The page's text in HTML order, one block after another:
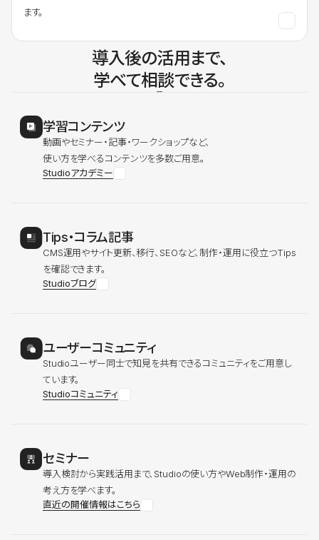
ます。
導入後の活用まで、
学べて相談できる。
学習コンテンツ
動画やセミナー・記事・ワークショップなど、
使い方を学べるコンテンツを多数ご用意。
Studioアカデミー
Tips・コラム記事
CMS運用やサイト更新、移行、SEOなど、制作・運用に役立つTips
を確認できます。
Studioブログ
ユーザーコミュニティ
Studioユーザー同士で知見を共有できるコミュニティをご用意し
ています。
Studioコミュニティ
セミナー
導入検討から実践活用まで、Studioの使い方やWeb制作・運用の
考え方を学べます。
直近の開催情報はこちら